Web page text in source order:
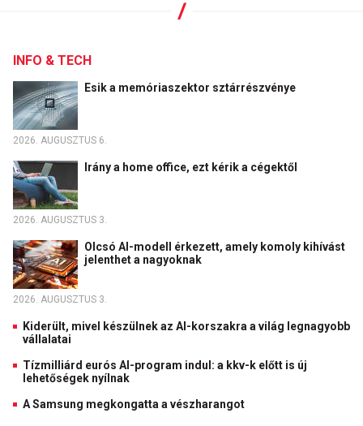
INFO & TECH
Esik a memóriaszektor sztárrészvénye
2026. AUGUSZTUS 6.
Irány a home office, ezt kérik a cégektől
2026. AUGUSZTUS 3.
Olcsó AI-modell érkezett, amely komoly kihívást
jelenthet a nagyoknak
2026. AUGUSZTUS 3.
Kiderült, mivel készülnek az AI-korszakra a világ legnagyobb
vállalatai
Tízmilliárd eurós AI-program indul: a kkv-k előtt is új
lehetőségek nyílnak
A Samsung megkongatta a vészharangot